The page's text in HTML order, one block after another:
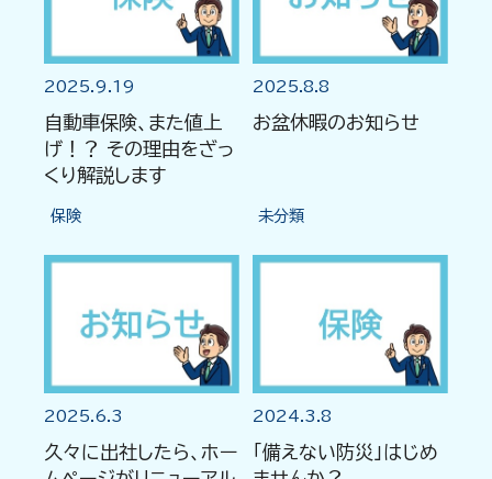
2025.9.19
自動車保険、また値上
げ！？ その理由をざっ
くり解説します
保険
2025.8.8
お盆休暇のお知らせ
未分類
2025.6.3
久々に出社したら、ホー
2024.3.8
「備えない防災」はじめ